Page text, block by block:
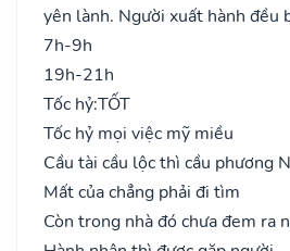
yên lành. Người xuất hành đều
7h-9h
19h-21h
Tốc hỷ:TỐT
Tốc hỷ mọi việc mỹ miều
Cầu tài cầu lộc thì cầu phương
Mất của chẳng phải đi tìm
Còn trong nhà đó chưa đem ra